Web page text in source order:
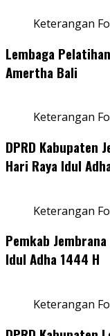
Keterangan
Lembaga
Amertha Bali
Keterangan
DPRD Kabupaten
Hari Raya Idul
Keterangan
Pemkab
Idul Adha 1444 H
Keterangan